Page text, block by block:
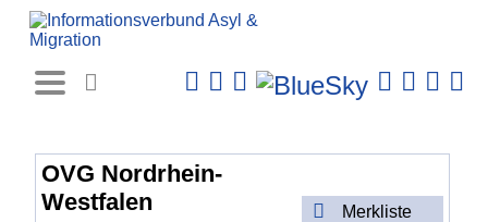
OVG Nordrhein-
Westfalen
Merkliste